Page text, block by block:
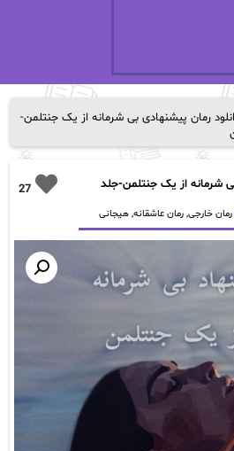
رمان پیشنهادی بی شرمانه از یک جنتلمن-
27
شرمانه از یک جنتلمن-جلد
رمان خارجی, رمان عاشقانه, هیجانی